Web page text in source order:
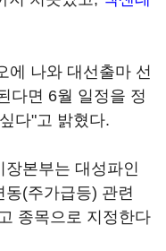
에 나와 대선출마 선
다면 6월 일정을 정
다"고 밝혔다.
본부는 대성파인
(주가급등) 관련
종목으로 지정한다